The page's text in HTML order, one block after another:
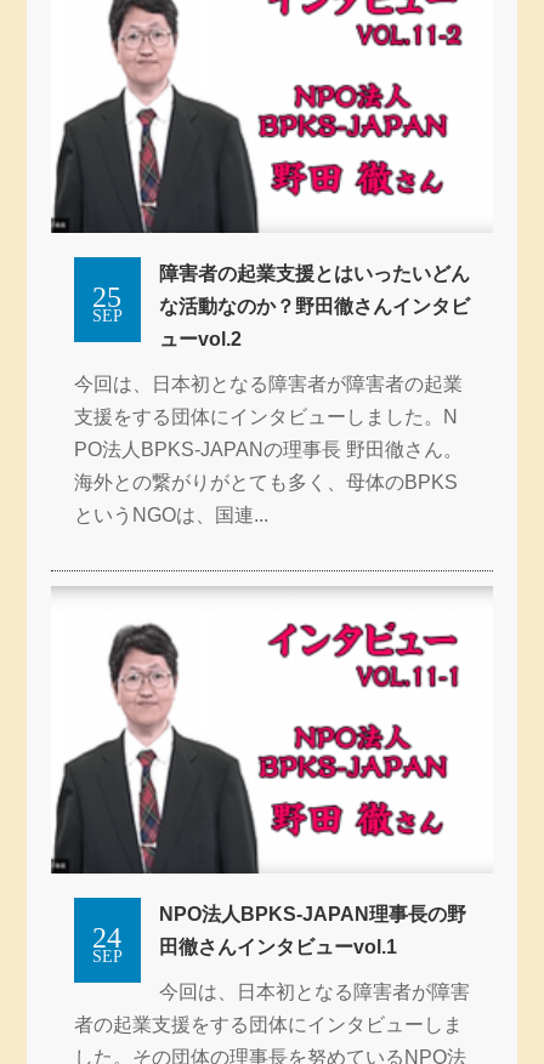
SEP
25
障害者の起業支援とはいったいどん
な活動なのか？野田徹さんインタビ
ューvol.2
今回は、日本初となる障害者が障害者の起業
支援をする団体にインタビューしました。N
PO法人BPKS-JAPANの理事長 野田徹さん。
海外との繋がりがとても多く、母体のBPKS
というNGOは、国連...
SEP
24
NPO法人BPKS-JAPAN理事長の野
田徹さんインタビューvol.1
今回は、日本初となる障害者が障害
者の起業支援をする団体にインタビューしま
した。その団体の理事長を努めているNPO法